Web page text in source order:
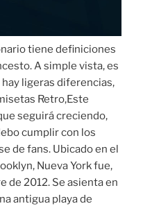
tiene definiciones
A simple vista, es
ligeras diferencias,
Retro,Este
seguirá creciendo,
cumplir con los
de fans. Ubicado en el
Nueva York fue,
de 2012. Se asienta en
antigua playa de